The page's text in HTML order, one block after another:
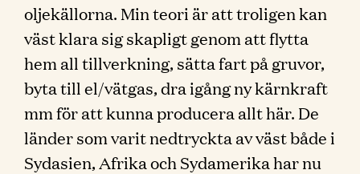
oljekällorna. Min teori är att troligen kan
väst klara sig skapligt genom att flytta
hem all tillverkning, sätta fart på gruvor,
byta till el/vätgas, dra igång ny kärnkraft
mm för att kunna producera allt här. De
länder som varit nedtryckta av väst både i
Sydasien, Afrika och Sydamerika har nu